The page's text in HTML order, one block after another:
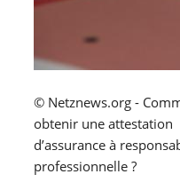
© Netznews.org -
obtenir une attestation
d’assurance à
professionnelle ?